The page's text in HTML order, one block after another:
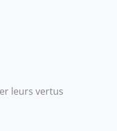
leurs vertus